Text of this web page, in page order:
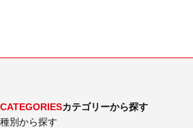
CATEGORIESカテゴリーから探す
種別から探す